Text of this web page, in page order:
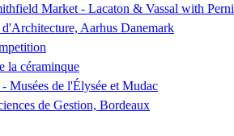
Market - Lacaton & Vassal with
Aarhus Danemark
la céraminque
Musées de l'Élysée et Mudac
de Gestion, Bordeaux